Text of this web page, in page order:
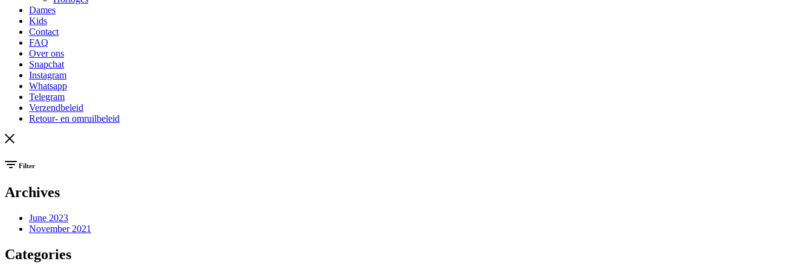
Dames
Kids
Contact
FAQ
Over ons
Snapchat
Instagram
Whatsapp
Telegram
Verzendbeleid
Retour- en omruilbeleid
Filter
Archives
June 2023
November 2021
Categories